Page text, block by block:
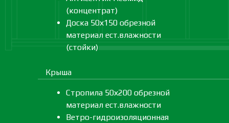
(концентрат)
Доска 50х150 обрезной
материал ест.влажности
(стойки)
Крыша
Стропила 50х200 обрезной
материал ест.влажности
Ветро-гидроизоляционная